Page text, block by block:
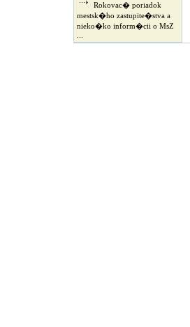
Rokovac� poriadok
mestsk�ho zastupite�stva a
nieko�ko inform�cii o MsZ